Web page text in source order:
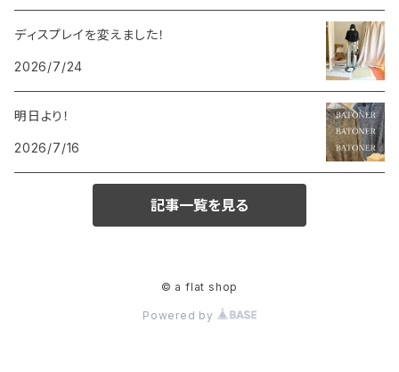
ディスプレイを変えました！
2026/7/24
明日より！
2026/7/16
記事一覧を見る
© a flat shop
Powered by